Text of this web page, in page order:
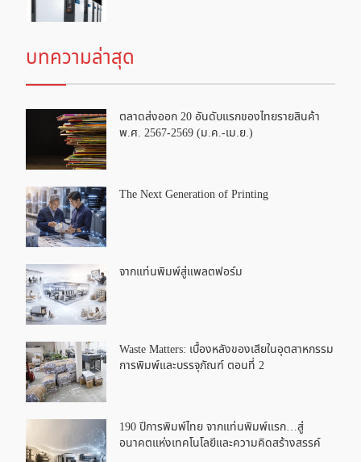
บทความล่าสุด
ตลาดส่งออก 20 อันดับแรกของไทยรายสินค้า
พ.ศ. 2567-2569 (ม.ค.-เม.ย.)
The Next Generation of Printing
จากแท่นพิมพ์สู่แพลตฟอร์ม
Waste Matters: เบื้องหลังของเสียในอุตสาหกรรม
การพิมพ์และบรรจุภัณฑ์ ตอนที่ 2
190 ปีการพิมพ์ไทย จากแท่นพิมพ์แรก…สู่
อนาคตแห่งเทคโนโลยีและความคิดสร้างสรรค์